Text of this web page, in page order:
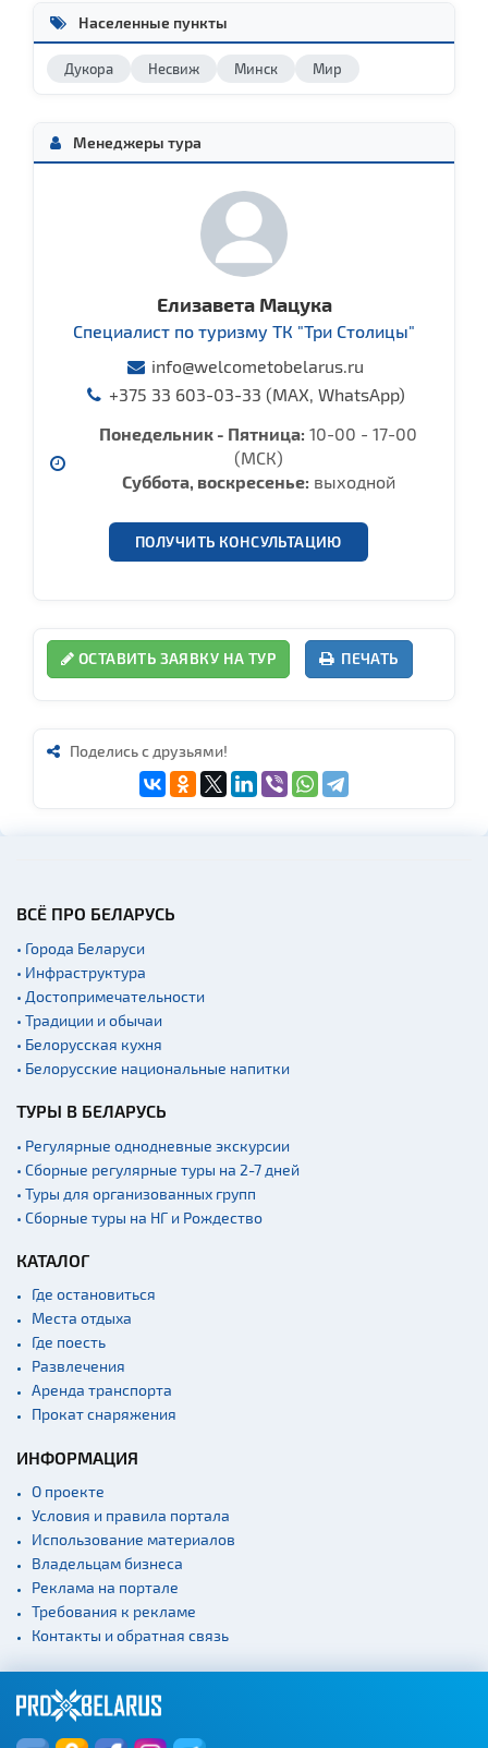
Населенные пункты
Дукора Несвиж Минск Мир
Менеджеры тура
Елизавета Мацука
Специалист по туризму ТК "Три Столицы"
info@welcometobelarus.ru
+375 33 603-03-33 (MAX, WhatsApp)
Понедельник - Пятница: 10-00 - 17-00
(МСК)
Суббота, воcкресенье: выходной
ПОЛУЧИТЬ КОНСУЛЬТАЦИЮ
ОСТАВИТЬ ЗАЯВКУ НА ТУР ПЕЧАТЬ
Поделись с друзьями!
ВСЁ ПРО БЕЛАРУСЬ
• Города Беларуси
• Инфраструктура
• Достопримечательности
• Традиции и обычаи
• Белорусская кухня
• Белорусские национальные напитки
ТУРЫ В БЕЛАРУСЬ
• Регулярные однодневные экскурсии
• Сборные регулярные туры на 2-7 дней
• Туры для организованных групп
• Сборные туры на НГ и Рождество
КАТАЛОГ
Где остановиться
Места отдыха
Где поесть
Развлечения
Аренда транспорта
Прокат снаряжения
ИНФОРМАЦИЯ
О проекте
Условия и правила портала
Использование материалов
Владельцам бизнеса
Реклама на портале
Требования к рекламе
Контакты и обратная связь